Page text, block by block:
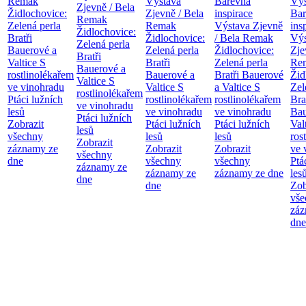
Židlochovice:
Zelená perla
Bratři
Bauerové a
Valtice S
rostlinolékařem
ve vinohradu
Ptáci lužních
lesů
Zobrazit
všechny
záznamy ze
dne
Zjevně / Bela
Remak
Židlochovice:
Zelená perla
Bratři
Bauerové a
Valtice S
rostlinolékařem
ve vinohradu
Ptáci lužních
lesů
Zobrazit
všechny
záznamy ze
dne
Zjevně / Bela
Remak
Židlochovice:
Zelená perla
Bratři
Bauerové a
Valtice S
rostlinolékařem
ve vinohradu
Ptáci lužních
lesů
Zobrazit
všechny
záznamy ze
dne
inspirace
Výstava Zjevně
/ Bela Remak
Židlochovice:
Zelená perla
Bratři Bauerové
a Valtice S
rostlinolékařem
ve vinohradu
Ptáci lužních
lesů
Zobrazit
všechny
záznamy ze dne
ve
dne